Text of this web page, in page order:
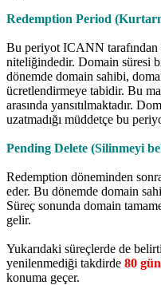
Redemption Period
Bu periyot ICANN tarafından
niteliğindedir. Domain süresi
dönemde domain sahibi,
ücretlendirmeye tabidir. Bu
arasında yansıtılmaktadır.
uzatmadığı müddetçe bu
Pending Delete (Silinmeyi
Redemption döneminden
eder. Bu dönemde domain
Süreç sonunda domain
gelir.
Yukarıdaki süreçlerde de
yenilenmediği takdirde 80 gün
konuma geçer.